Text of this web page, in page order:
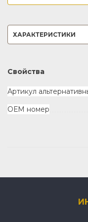
ХАРАКТЕРИСТИКИ
Свойства
Артикул
ОЕМ номер